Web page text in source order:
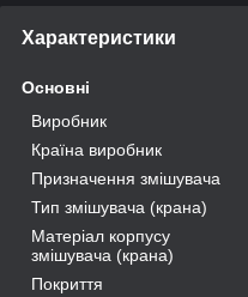
Характеристики
Основні
Виробник
Країна виробник
Призначення змішувача
Тип змішувача (крана)
Матеріал корпусу
змішувача (крана)
Покриття